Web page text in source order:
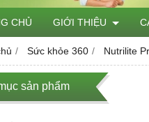
CHỦ GIỚI THIỆU
Sức khỏe 360 Nutrilite
sản phẩm